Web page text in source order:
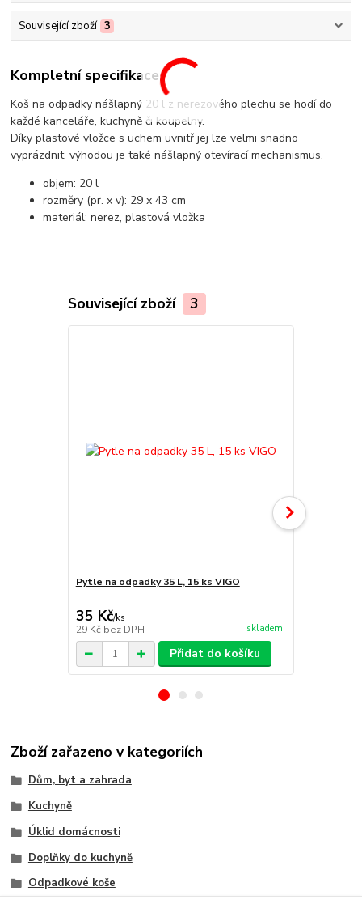
Související zboží 3
Kompletní specifikace
Koš na odpadky nášlapný 20 l z nerezového plechu se hodí do
každé kanceláře, kuchyně či koupelny.
Díky plastové vložce s uchem uvnitř jej lze velmi snadno
vyprázdnit, výhodou je také nášlapný otevírací mechanismus.
objem: 20 l
rozměry (pr. x v): 29 x 43 cm
materiál: nerez, plastová vložka
Související zboží 3
Pytle na odpadky 35 L, 15 ks VIGO
35 Kč/ks
29 Kč bez DPH skladem
Přidat do košíku
Zboží zařazeno v kategoriích
Dům, byt a zahrada
Kuchyně
Úklid domácnosti
Doplňky do kuchyně
Odpadkové koše